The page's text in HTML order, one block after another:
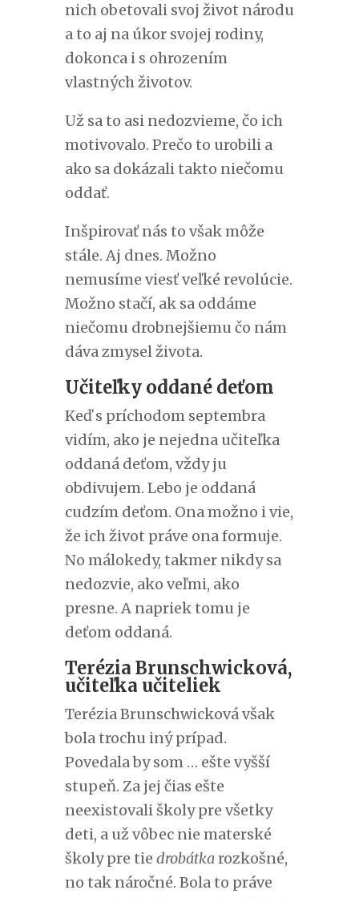
nich obetovali svoj život národu
a to aj na úkor svojej rodiny,
dokonca i s ohrozením
vlastných životov.
Už sa to asi nedozvieme, čo ich
motivovalo. Prečo to urobili a
ako sa dokázali takto niečomu
oddať.
Inšpirovať nás to však môže
stále. Aj dnes. Možno
nemusíme viesť veľké revolúcie.
Možno stačí, ak sa oddáme
niečomu drobnejšiemu čo nám
dáva zmysel života.
Učiteľky oddané deťom
Keď s príchodom septembra
vidím, ako je nejedna učiteľka
oddaná deťom, vždy ju
obdivujem. Lebo je oddaná
cudzím deťom. Ona možno i vie,
že ich život práve ona formuje.
No málokedy, takmer nikdy sa
nedozvie, ako veľmi, ako
presne. A napriek tomu je
deťom oddaná.
Terézia Brunschwicková,
učiteľka učiteliek
Terézia Brunschwicková však
bola trochu iný prípad.
Povedala by som … ešte vyšší
stupeň. Za jej čias ešte
neexistovali školy pre všetky
deti, a už vôbec nie materské
školy pre tie drobátkarozkošné,
no tak náročné. Bola to práve